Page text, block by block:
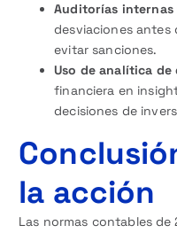
Auditorías internas
desviaciones antes
evitar sanciones.
Uso de analítica de
financiera en
decisiones de
la acción
Las normas contables de